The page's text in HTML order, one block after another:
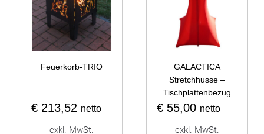
Feuerkorb-TRIO
€ 213,52 netto
exkl. MwSt.
GALACTICA
Stretchhusse –
Tischplattenbezug
€ 55,00 netto
exkl. MwSt.